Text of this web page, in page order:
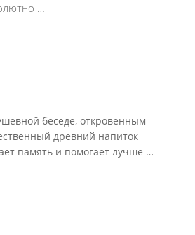
…
беседе, откровенным
древний напиток
память и помогает лучше …